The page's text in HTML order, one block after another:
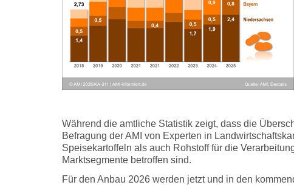
Während die amtliche Statistik zeigt, dass die
Befragung der AMI von Experten in
Speisekartoffeln als auch Rohstoff für die
Marktsegmente betroffen sind.
Für den Anbau 2026 werden jetzt und in den